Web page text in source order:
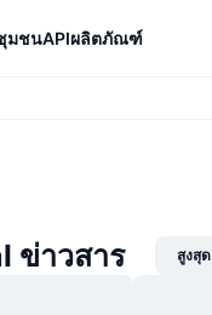
มชนAPIผลิตภัณฑ์
ข่าวสาร สูงสุด